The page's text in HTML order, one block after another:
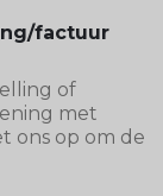
factuur
of
met
ons op om de